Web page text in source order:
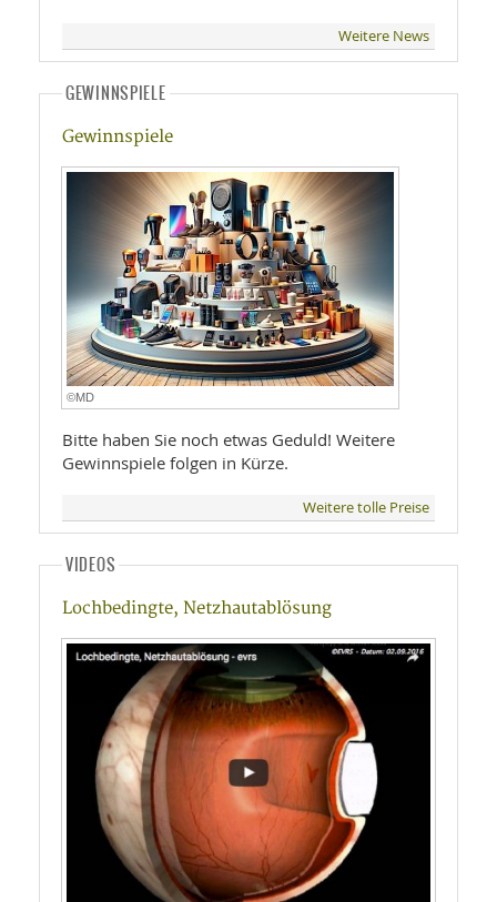
Weitere News
GEWINNSPIELE
Gewinnspiele
©MD
Bitte haben Sie noch etwas Geduld! Weitere
Gewinnspiele folgen in Kürze.
Weitere tolle Preise
VIDEOS
Lochbedingte, Netzhautablösung